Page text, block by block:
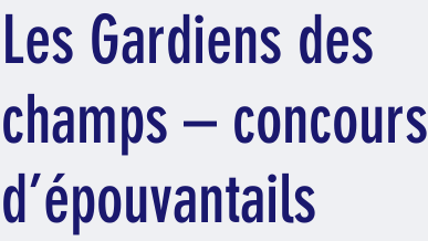
Les Gardiens des
champs – concours
d’épouvantails